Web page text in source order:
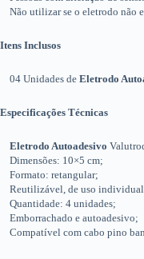
Não utilizar se o eletrodo não
Itens Inclusos
04 Unidades de Eletrodo
Especificações Técnicas
Eletrodo Autoadesivo
Dimensões: 10×5 cm;
Formato: retangular;
Reutilizável, de uso
Quantidade: 4 unidades;
Emborrachado e autoadesivo;
Compatível com cabo pino